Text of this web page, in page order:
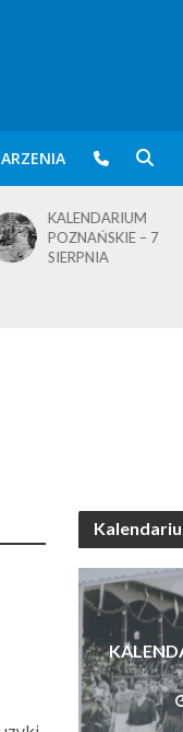
KALENDARIUM
POZNAŃSKIE – 5
SIERPNIA